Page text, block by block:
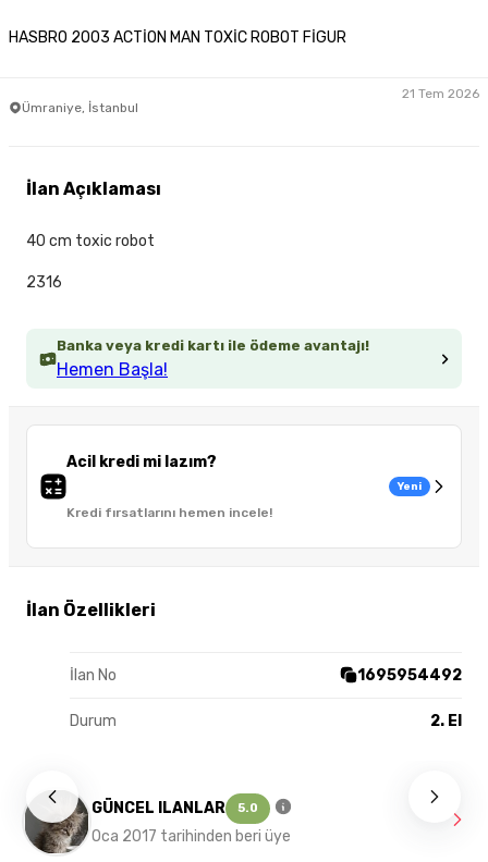
HASBRO 2003 ACTİON MAN TOXİC ROBOT FİGUR
Ümraniye, İstanbul
21 Tem 2026
Banka veya kredi kartı ile ödeme avantajı!
Hemen Başla!
Acil kredi mi lazım?
Kredi fırsatlarını hemen incele!
Yeni
İlan Özellikleri
İlan No 1695954492
Durum 2. El
İlan Açıklaması
40 cm toxic robot
2316
GÜNCEL ILANLAR 5.0
Oca 2017 tarihinden beri üye